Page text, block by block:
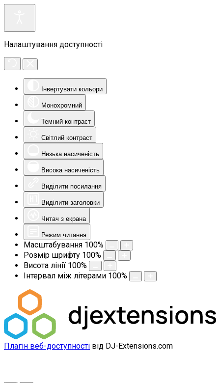
Налаштування доступності
Інвертувати кольори
Монохромний
Темний контраст
Світлий контраст
Низька насиченість
Висока насиченість
Виділити посилання
Виділити заголовки
Читач з екрана
Режим читання
Масштабування 100%
Розмір шрифту 100%
Висота лінії 100%
Інтервал між літерами 100%
Плагін веб-доступності від DJ-Extensions.com